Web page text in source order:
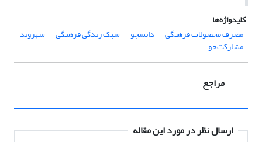
کلیدواژه‌ها
مصرف محصولات فرهنگی
دانشجو سبک زندگی فرهنگی شهروند
مشارکت‌جو
مراجع
ارسال نظر در مورد این مقاله